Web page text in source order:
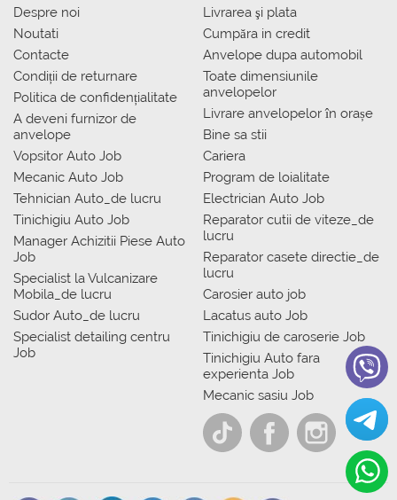
Despre noi
Noutati
Contacte
Condiții de returnare
Politica de confidențialitate
A deveni furnizor de
anvelope
Vopsitor Auto Job
Mecanic Auto Job
Tehnician Auto_de lucru
Tinichigiu Auto Job
Manager Achizitii Piese Auto
Job
Specialist la Vulcanizare
Mobila_de lucru
Sudor Auto_de lucru
Specialist detailing centru
Job
Livrarea şi plata
Сumpăra in credit
Anvelope dupa automobil
Toate dimensiunile
anvelopelor
Livrare anvelopelor în orașe
Bine sa stii
Cariera
Program de loialitate
Electrician Auto Job
Reparator cutii de viteze_de
lucru
Reparator casete directie_de
lucru
Carosier auto job
Lacatus auto Job
Tinichigiu de caroserie Job
Tinichigiu Auto fara
experienta Job
Mecanic sasiu Job